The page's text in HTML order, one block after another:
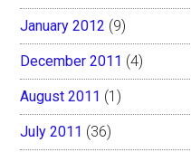
January 2012 (9)
December 2011 (4)
August 2011 (1)
July 2011 (36)